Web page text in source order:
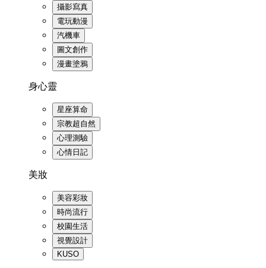
攝影寫真
電玩動漫
汽機車
圖文創作
漫畫塗鴉
身心靈
星座算命
宗教超自然
心理測驗
心情日記
美妝
美容彩妝
時尚流行
校園生活
視覺設計
KUSO